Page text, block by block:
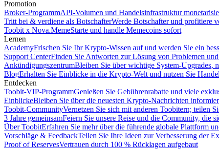
Promotion
Broker-ProgrammAPI-Volumen und Handelsinfrastruktur
Tritt bei & verdiene als BotschafterWerde Botschafter und profitiere
Toobit x Nova.MemeStarte und handle Memecoins sofort
Lernen
AcademyFrischen Sie Ihr Krypto-Wissen auf und werden Sie ein
Support CenterFinden Sie Antworten zur Lösung von Problemen
AnkündigungszentrumBleiben Sie über wichtige System-Upgrades,
BlogErhalten Sie Einblicke in die Krypto-Welt und nutzen Sie
Entdecken
Toobit-VIP-ProgrammGenießen Sie Gebührenrabatte und viele
EinblickeBleiben Sie über die neuesten Krypto-Nachrichten
Toobit-CommunityVernetzen Sie sich mit anderen Toobitern; teilen
3 Jahre gemeinsamFeiern Sie unsere Reise und die Community, die
Über ToobitErfahren Sie mehr über die führende globale Plattform
Vorschläge & FeedbackTeilen Sie Ihre Ideen zur Verbesserung der
Proof of ReservesVertrauen durch 100 % Rücklagen aufgebaut